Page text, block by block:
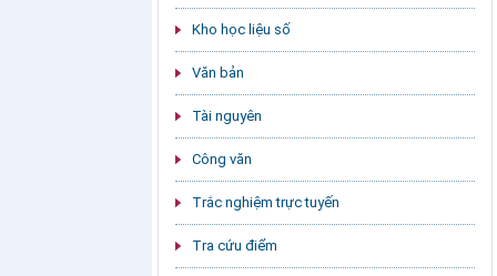
Kho học liệu số
Văn bản
Tài nguyên
Công văn
Trắc nghiệm trực tuyến
Tra cứu điểm